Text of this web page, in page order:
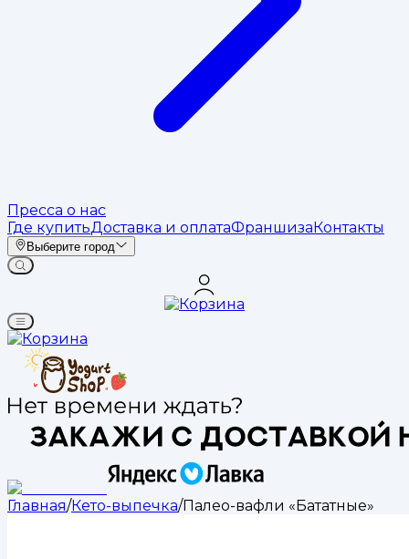
Пресса о нас
Где купитьДоставка и оплатаФраншизаКонтакты
Выберите город
Главная/Кето-выпечка/Палео-вафли «Бататные»